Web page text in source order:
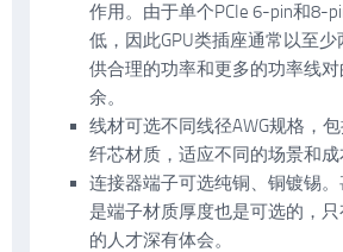
作用。由于单个PCIe 6-pin和8-
低，因此GPU类插座通常以至
供合理的功率和更多的功率线
余。
线材可选不同线径AWG规格，
纤芯材质，适应不同的场景和成
连接器端子可选纯铜、铜镀锡
是端子材质厚度也是可选的，
的人才深有体会。